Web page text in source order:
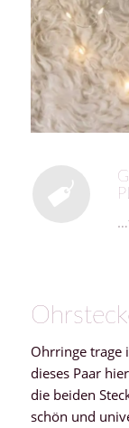
Ohrringe trage
dieses Paar
die beiden
schön und